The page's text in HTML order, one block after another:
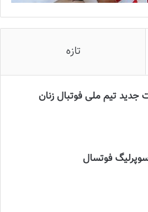
تازه
تيم ملى فوتبال زنان
فوتسال